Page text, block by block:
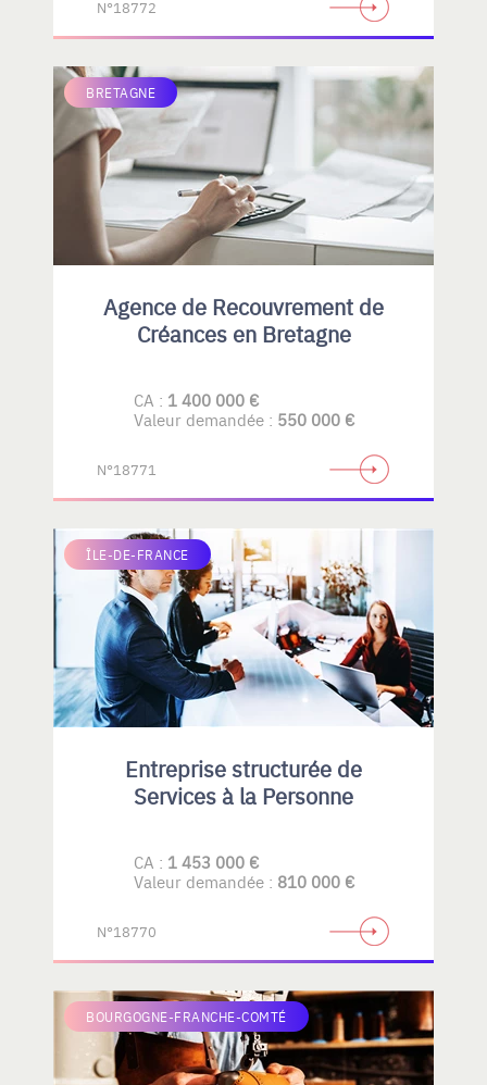
N°18772
BRETAGNE
Agence de Recouvrement de
Créances en Bretagne
CA : 1 400 000 €
Valeur demandée : 550 000 €
N°18771
ÎLE-DE-FRANCE
Entreprise structurée de
Services à la Personne
CA : 1 453 000 €
Valeur demandée : 810 000 €
N°18770
BOURGOGNE-FRANCHE-COMTÉ